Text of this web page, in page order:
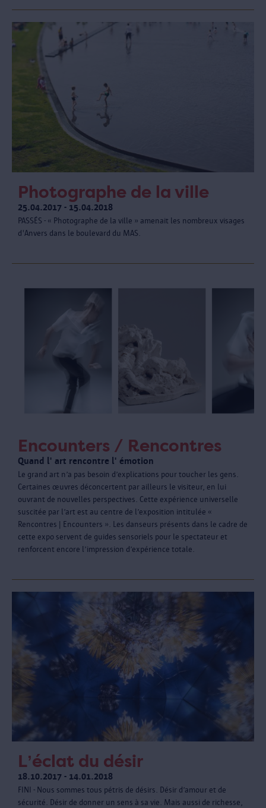
Photographe de la ville
25.04.2017 - 15.04.2018
PASSÉS - « Photographe de la ville » amenait les nombreux visages
d'Anvers dans le boulevard du MAS.
Encounters / Rencontres
Quand l' art rencontre l' émotion
Le grand art n’a pas besoin d’explications pour toucher les gens.
Certaines œuvres déconcertent par ailleurs le visiteur, en lui
ouvrant de nouvelles perspectives. Cette expérience universelle
suscitée par l’art est au centre de l’exposition intitulée «
Rencontres | Encounters ». Les danseurs présents dans le cadre de
cette expo servent de guides sensoriels pour le spectateur et
renforcent encore l’impression d’expérience totale.
L’éclat du désir
18.10.2017 - 14.01.2018
FINI - Nous sommes tous pétris de désirs. Désir d’amour et de
sécurité. Désir de donner un sens à sa vie. Mais aussi de richesse,